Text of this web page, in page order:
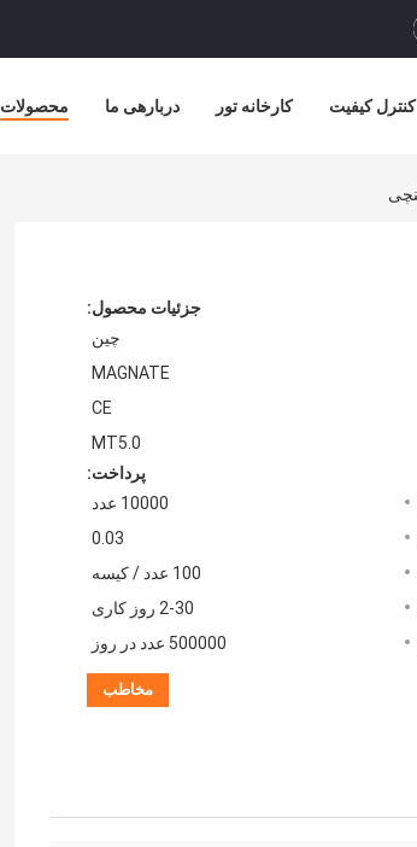
محصولات دربارهی ما کارخانه تور کنترل کیفیت
جزئیات محصول:
چین
MAGNATE
CE
MT5.0
پرداخت:
10000 عدد
0.03
100 عدد / کیسه
2-30 روز کاری
500000 عدد در روز
مخاطب